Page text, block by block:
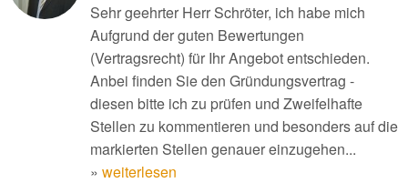
Sehr geehrter Herr Schröter, ich habe mich
Aufgrund der guten Bewertungen
(Vertragsrecht) für Ihr Angebot entschieden.
Anbei finden Sie den Gründungsvertrag -
diesen bitte ich zu prüfen und Zweifelhafte
Stellen zu kommentieren und besonders auf die
markierten Stellen genauer einzugehen...
» weiterlesen